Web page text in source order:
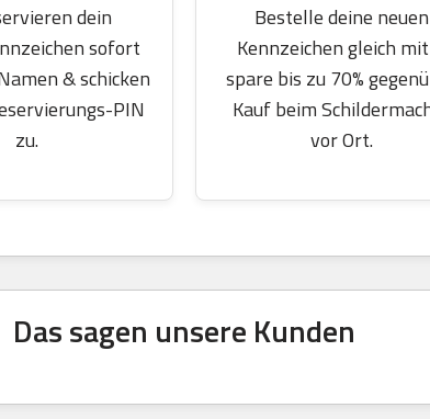
dein
sofort
& schicken
PIN
zu.
Bestelle deine neuen
Kennzeichen gleich
spare bis zu 70%
Kauf beim
vor Ort.
Das sagen unsere Kunden